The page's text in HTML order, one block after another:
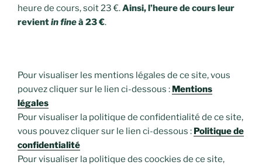
heure de cours, soit 23 €.Ainsi, l’heure de cours leur
revientin fineà 23 €.
Pour visualiser les mentions légales de ce site, vous
pouvez cliquer sur le lien ci-dessous : Mentions
légales
Pour visualiser la politique de confidentialité de ce site,
vous pouvez cliquer sur le lien ci-dessous : Politique de
confidentialité
Pour visualiser la politique des coockies de ce site,